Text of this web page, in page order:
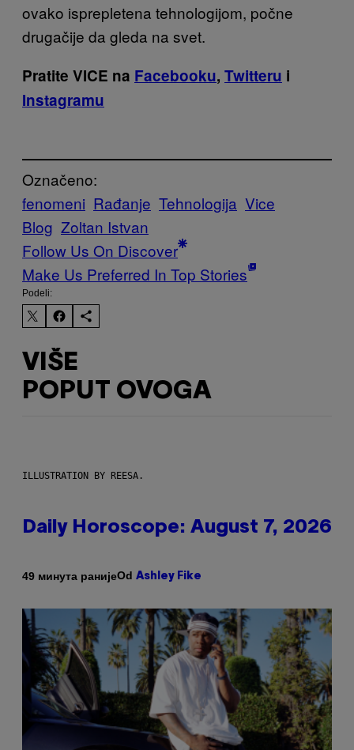
ovako isprepletena tehnologijom, počne
drugačije da gleda na svet.
Pratite VICE na Facebooku, Twitteru i
Instagramu
Označeno:
fenomeni Rađanje Tehnologija Vice
Blog Zoltan Istvan
Follow Us On Discover
Make Us Preferred In Top Stories
Podeli:
VIŠE
POPUT OVOGA
ILLUSTRATION BY REESA.
Daily Horoscope: August 7, 2026
49 минута ранијеOd Ashley Fike